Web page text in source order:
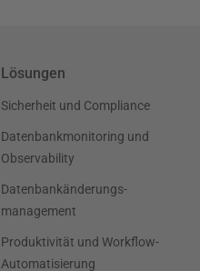
Lösungen
Sicherheit und Compliance
Datenbankmonitoring und
Observability
Datenbankänderungs-
management
Produktivität und Workflow-
Automatisierung